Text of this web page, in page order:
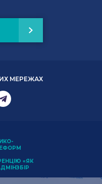
МЕРЕЖАХ
«ЯК